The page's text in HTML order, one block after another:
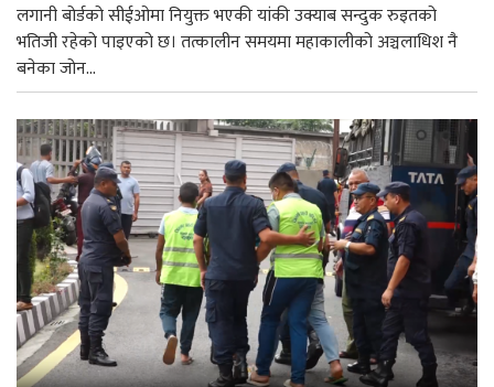
लगानी बोर्डको सीईओमा नियुक्त भएकी यांकी उक्याब सन्दुक रुइतको
भतिजी रहेको पाइएको छ। तत्कालीन समयमा महाकालीको अञ्चलाधिश नै
बनेका जोन...